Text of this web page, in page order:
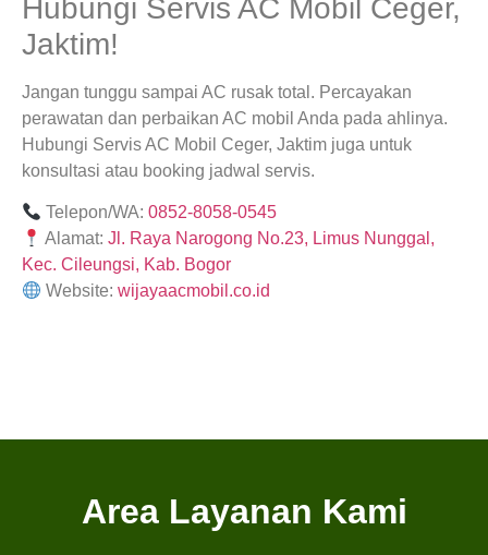
Hubungi Servis AC Mobil Ceger,
Jaktim!
Jangan tunggu sampai AC rusak total. Percayakan
perawatan dan perbaikan AC mobil Anda pada ahlinya.
Hubungi Servis AC Mobil Ceger, Jaktim juga untuk
konsultasi atau booking jadwal servis.
Telepon/WA:0852-8058-0545
Alamat:Jl. Raya Narogong No.23, Limus Nunggal,
Kec. Cileungsi, Kab. Bogor
Website:wijayaacmobil.co.id
Area Layanan Kami